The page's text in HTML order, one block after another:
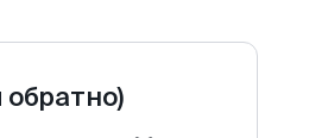
обратно)